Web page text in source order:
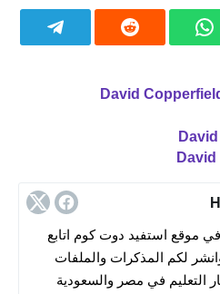
موقع استفيد دوت كوم اتابع
لكم المذكرات والملفات
التعليم في مصر والسعودية